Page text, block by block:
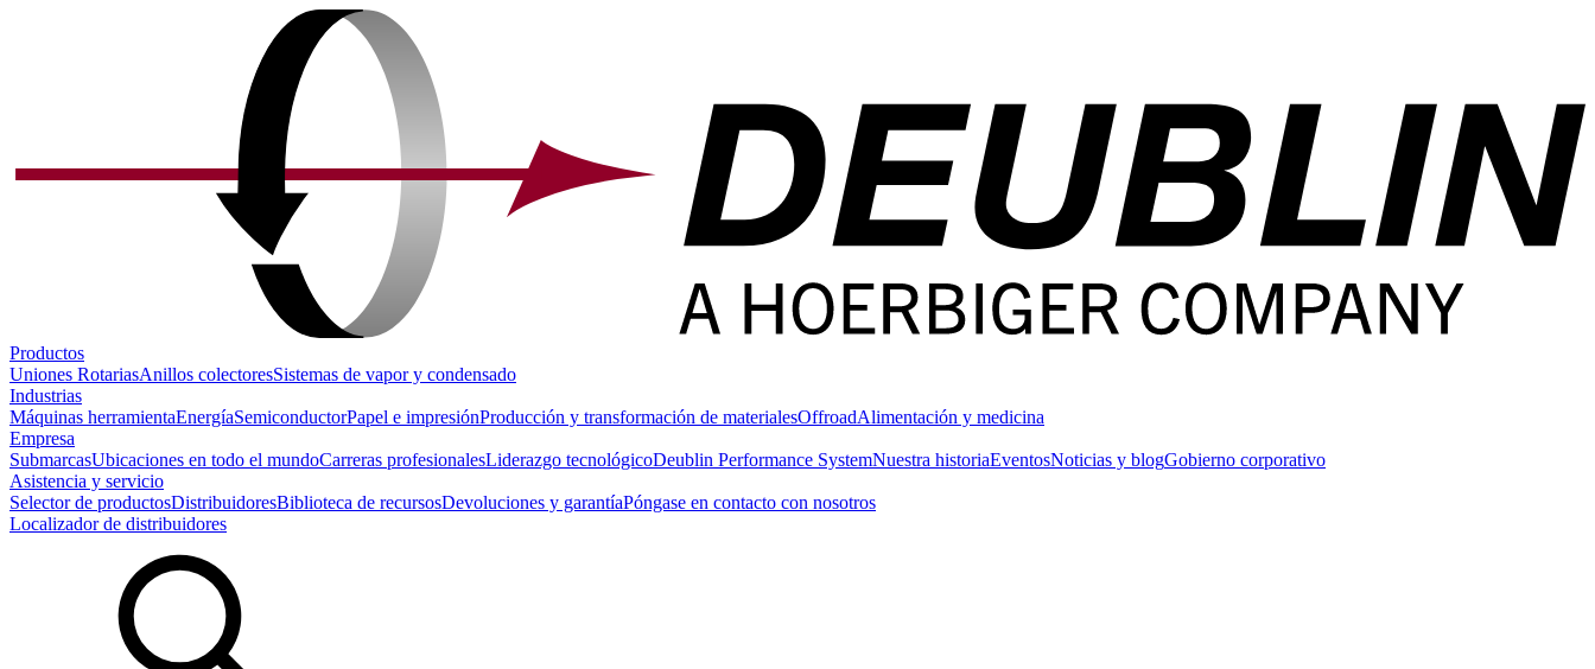
Productos
Uniones RotariasAnillos colectoresSistemas de vapor y condensado
Industrias
Máquinas herramientaEnergíaSemiconductorPapel e impresiónProducción y transformación de materialesOffroadAlimentación y medicina
Empresa
SubmarcasUbicaciones en todo el mundoCarreras profesionalesLiderazgo tecnológicoDeublin Performance SystemNuestra historiaEventosNoticias y blogGobierno corporativo
Asistencia y servicio
Selector de productosDistribuidoresBiblioteca de recursosDevoluciones y garantíaPóngase en contacto con nosotros
Localizador de distribuidores